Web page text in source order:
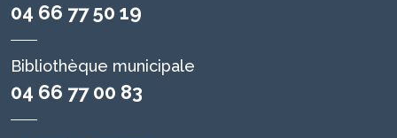
04 66 77 50 19
Bibliothèque municipale
04 66 77 00 83